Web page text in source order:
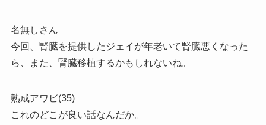
名無しさん
今回、腎臓を提供したジェイが年老いて腎臓悪くなった
ら、また、腎臓移植するかもしれないね。
熟成アワビ(35)
これのどこが良い話なんだか。